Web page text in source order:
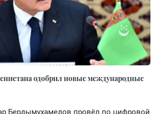
одобрил новые международные
Бердымухамедов провёл по цифровой